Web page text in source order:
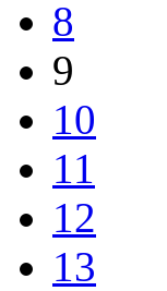
8
9
10
11
12
13